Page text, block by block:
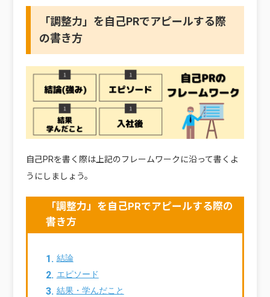
「調整力」を自己PRでアピールする際
の書き方
自己PRを書く際は上記のフレームワークに沿って書くよ
うにしましょう。
「調整力」を自己PRでアピールする際の
書き方
結論
エピソード
結果・学んだこと